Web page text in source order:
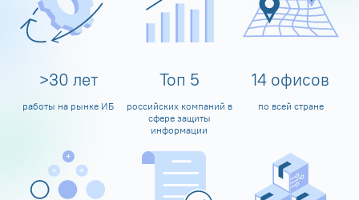
>30 лет
работы на рынке ИБ
Топ 5
российских компаний в
сфере защиты
информации
14 офисов
по всей стране